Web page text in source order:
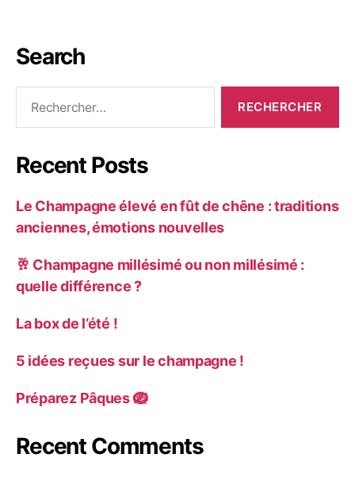
Search
Recent Posts
Le Champagne élevé en fût de chêne : traditions
anciennes, émotions nouvelles
🥂 Champagne millésimé ou non millésimé :
quelle différence ?
La box de l’été !
5 idées reçues sur le champagne !
Préparez Pâques 🪺
Recent Comments